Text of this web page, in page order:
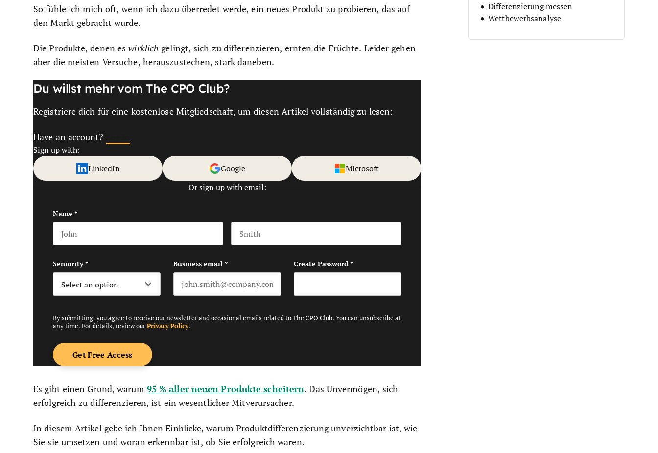
So fühle ich mich oft, wenn ich dazu überredet werde, ein neues Produkt zu probieren, das auf
den Markt gebracht wurde.
Die Produkte, denen eswirklich gelingt, sich zu differenzieren, ernten die Früchte. Leider gehen
aber die meisten Versuche, herauszustechen, stark daneben.
Du willst mehr vom The CPO Club?
Registriere dich für eine kostenlose Mitgliedschaft, um diesen Artikel vollständig zu lesen:
Have an account?
Sign up with:
LinkedIn
Google
Microsoft
Or sign up with email:
Name *
Seniority* Business email* Create Password*
By submitting, you agree to receive our newsletter and occasional emails related to The CPO Club. You can unsubscribe at
any time. For details, review ourPrivacy Policy.
Es gibt einen Grund, warum 95 % aller neuen Produkte scheitern. Das Unvermögen, sich
erfolgreich zu differenzieren, ist ein wesentlicher Mitverursacher.
In diesem Artikel gebe ich Ihnen Einblicke, warum Produktdifferenzierung unverzichtbar ist, wie
Sie sie umsetzen und woran erkennbar ist, ob Sie erfolgreich waren.
Differenzierung messen
Wettbewerbsanalyse